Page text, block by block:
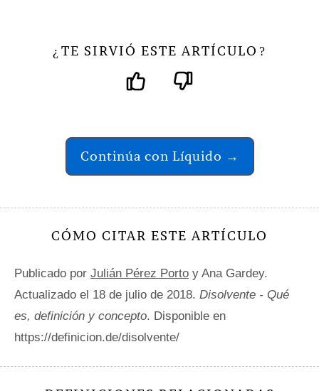
¿ TE SIRVIÓ ESTE ARTÍCULO ?
Continúa con Líquido →
CÓMO CITAR ESTE ARTÍCULO
Publicado por Julián Pérez Porto y Ana Gardey.
Actualizado el 18 de julio de 2018. Disolvente - Qué
es, definición y concepto. Disponible en
https://definicion.de/disolvente/